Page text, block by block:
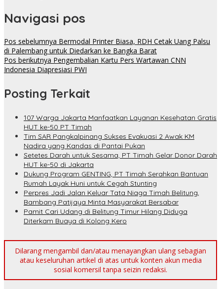
Navigasi pos
Pos sebelumnya Bermodal Printer Biasa, RDH Cetak Uang Palsu
di Palembang untuk Diedarkan ke Bangka Barat
Pos berikutnya Pengembalian Kartu Pers Wartawan CNN
Indonesia Diapresiasi PWI
Posting Terkait
107 Warga Jakarta Manfaatkan Layanan Kesehatan Gratis
HUT ke-50 PT Timah
Tim SAR Pangkalpinang Sukses Evakuasi 2 Awak KM
Nadira yang Kandas di Pantai Pukan
Setetes Darah untuk Sesama, PT Timah Gelar Donor Darah
HUT ke-50 di Jakarta
Dukung Program GENTING, PT Timah Serahkan Bantuan
Rumah Layak Huni untuk Cegah Stunting
Perpres Jadi Jalan Keluar Tata Niaga Timah Belitung,
Bambang Patijaya Minta Masyarakat Bersabar
Pamit Cari Udang di Belitung Timur Hilang Diduga
Diterkam Buaya di Kolong Kero
Dilarang mengambil dan/atau menayangkan ulang sebagian
atau keseluruhan artikel di atas untuk konten akun media
sosial komersil tanpa seizin redaksi.